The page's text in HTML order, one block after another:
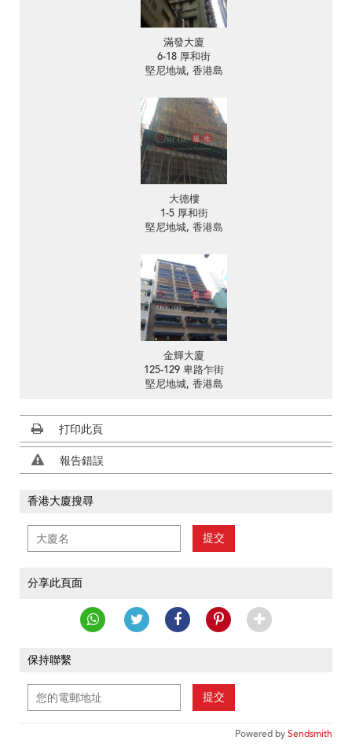
滿發大廈
6-18 厚和街
堅尼地城, 香港島
大德樓
1-5 厚和街
堅尼地城, 香港島
金輝大廈
125-129 卑路乍街
堅尼地城, 香港島
打印此頁
報告錯誤
香港大廈搜尋
提交
分享此頁面
保持聯繫
提交
Powered bySendsmith